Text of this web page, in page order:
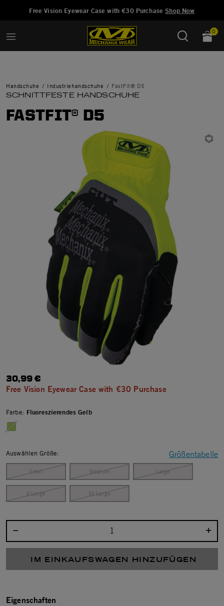
Free Vision Eyewear Case with €30 PurchaseShop Now
0
Handschuhe Industriehandschuhe FastFit® D5
SCHNITTFESTE HANDSCHUHE
FASTFIT® D5
30,99 €
Free Vision Eyewear Case with €30 Purchase
Farbe: Fluoreszierendes Gelb
Größentabelle
Auswählen Größe:
Small Medium Large
X Large XX Large
IM EINKAUFSWAGEN HINZUFÜGEN
Eigenschaften
Hinzugefügt zu Wunschliste verwalten